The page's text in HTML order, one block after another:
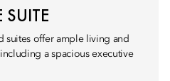
SUITE
suites offer ample living and
a spacious executive